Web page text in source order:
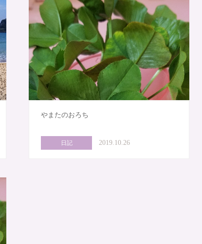
やまたのおろち
日記 2019.10.26